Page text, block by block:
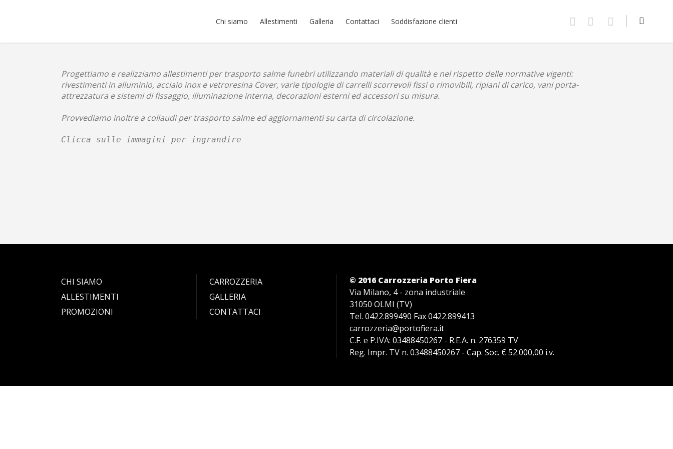
Chi siamo Allestimenti Galleria Contattaci Soddisfazione clienti
Trasporto Salme
Home/Allestimenti /Trasporto Salme
Progettiamo e realizziamo allestimenti per trasporto salme funebri utilizzando materiali di qualità e nel rispetto delle normative vigenti:
rivestimenti in alluminio, acciaio inox e vetroresina Cover, varie tipologie di carrelli scorrevoli fissi o rimovibili, ripiani di carico, vani porta-
attrezzatura e sistemi di fissaggio, illuminazione interna, decorazioni esterni ed accessori su misura.
Provvediamo inoltre a collaudi per trasporto salme ed aggiornamenti su carta di circolazione.
Clicca sulle immagini per ingrandire
CHI SIAMO
ALLESTIMENTI
PROMOZIONI
CARROZZERIA
GALLERIA
CONTATTACI
© 2016 Carrozzeria Porto Fiera
Via Milano, 4 - zona industriale
31050 OLMI (TV)
Tel. 0422.899490 Fax 0422.899413
carrozzeria@portofiera.it
C.F. e P.IVA: 03488450267 - R.E.A. n. 276359 TV
Reg. Impr. TV n. 03488450267 - Cap. Soc. € 52.000,00 i.v.